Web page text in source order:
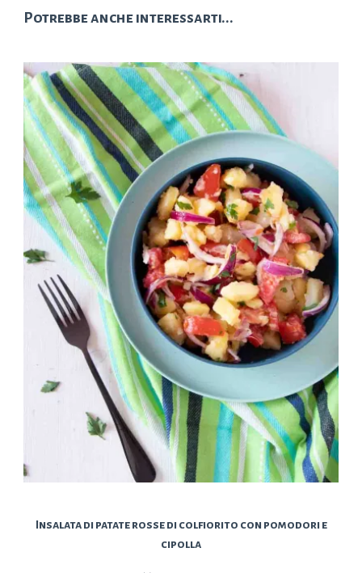
Potrebbe anche interessarti...
Insalata di patate rosse di colfiorito con pomodori e
cipolla